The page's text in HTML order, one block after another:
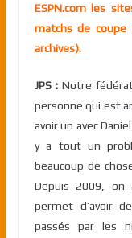
ESPN.com les
matchs de coupe
archives).
JPS : Notre
personne qui est
avoir un avec
y a tout un
beaucoup de
Depuis 2009, on
permet d’avoir
passés par les